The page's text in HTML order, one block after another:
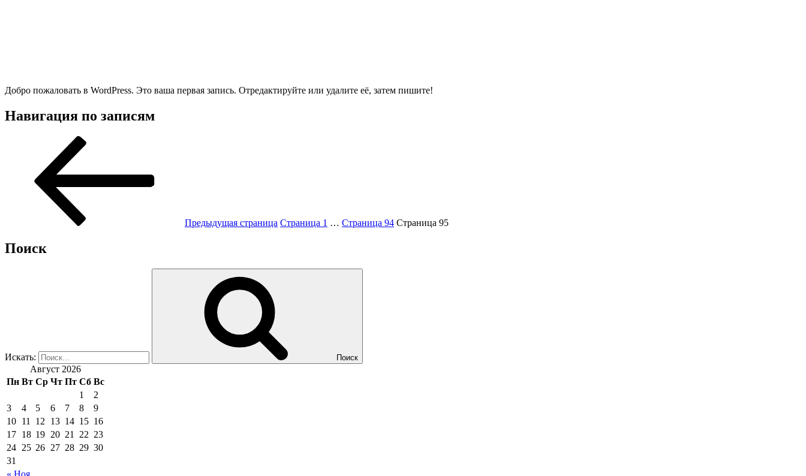
Добро пожаловать в WordPress. Это ваша первая запись. Отредактируйте или удалите её, затем пишите!
Навигация по записям
Предыдущая страница Страница 1 … Страница 94 Страница 95
Поиск
Искать: Поиск
Август 2026
Пн Вт Ср Чт Пт Сб Вс
« Ноя
1
2
3
4 5 6 7 8
9
10 11 12 13 14 15 16
17 18 19 20 21 22 23
24 25 26 27 28 29 30
31